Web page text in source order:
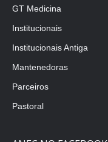
GT Medicina
Institucionais
Institucionais Antiga
Mantenedoras
Parceiros
Pastoral